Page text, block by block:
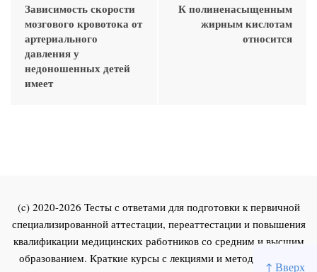
↑ Вверх
Зависимость скорости
мозгового кровотока от
артериального
давления у
недоношенных детей
имеет
К полиненасыщенным
жирным кислотам
относится
(c) 2020-2026 Тесты с ответами для подготовки к первичной
специализированной аттестации, переаттестации и повышения
квалификации медицинских работников со средним и высшим
образованием. Краткие курсы с лекциями и методическими